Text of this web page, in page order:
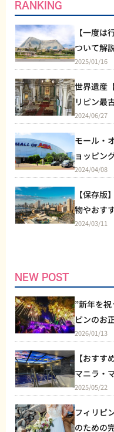
RANKING
【一度
ついて解
2025/01/16
世界遺産
リピン最
2024/06/27
モール・
ョッピン
トなど総合
2024/04/08
【保存
物やおす
2024/03/11
NEW POST
”新年を
ピンのお
2026/01/13
【おすす
マニラ・
2025/05/22
フィリピ
のための